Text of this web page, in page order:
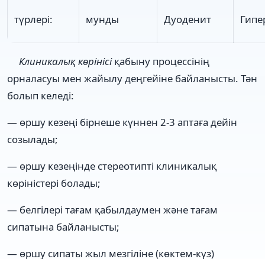
түрлері:
мунды
Дуоденит
Клиникалық көрінісіқабыну процессінің
орналасуы мен жайылу деңгейіне байланысты. Тән
болып келеді:
— өршу кезеңі бірнеше күннен 2-3 аптаға дейін
созылады;
— өршу кезеңінде стереотипті клиникалық
көріністері болады;
— белгілері тағам қабылдаумен және тағам
сипатына байланысты;
— өршу сипаты жыл мезгіліне (көктем-күз)